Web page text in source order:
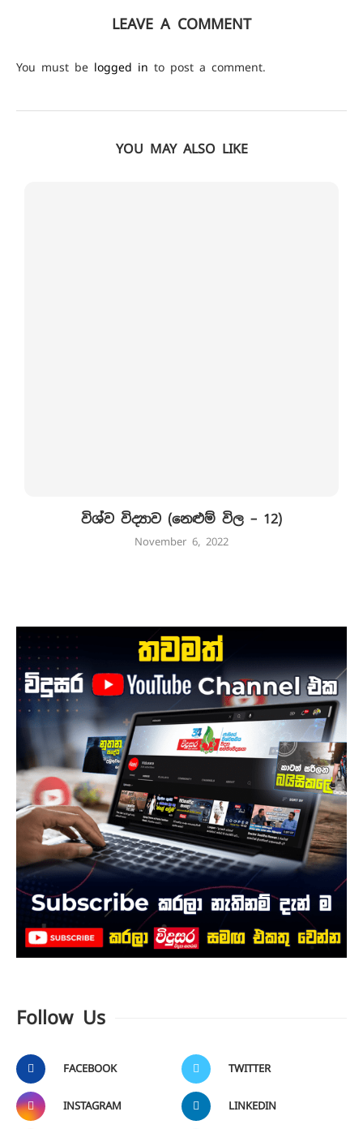
LEAVE A COMMENT
You must be logged in to post a comment.
YOU MAY ALSO LIKE
විශ්ව විද්‍යාව (නෙළුම් විල – 12)
November 6, 2022
Follow Us
FACEBOOK TWITTER
INSTAGRAM LINKEDIN